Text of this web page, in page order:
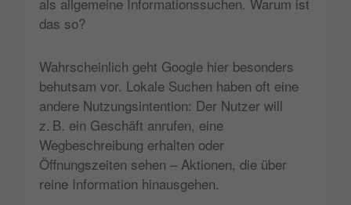
das so?
Wahrscheinlich geht Google hier besonders
behutsam vor. Lokale Suchen haben oft eine
andere Nutzungsintention: Der Nutzer will
z. B. ein Geschäft anrufen, eine
Wegbeschreibung erhalten oder
Öffnungszeiten sehen – Aktionen, die über
reine Information hinausgehen.